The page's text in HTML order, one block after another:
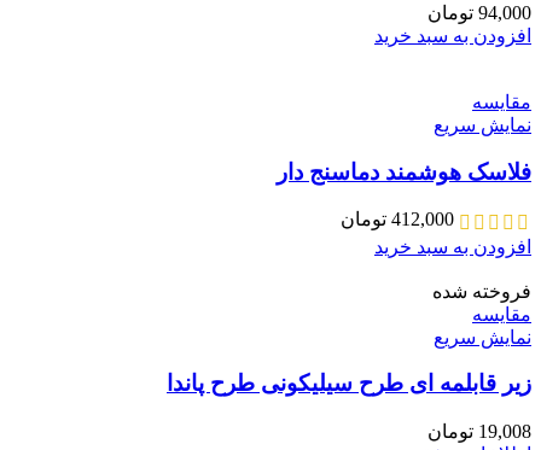
94,000 تومان
افزودن به سبد خرید
مقايسه
نمایش سریع
فلاسک هوشمند دماسنج دار
412,000 تومان
افزودن به سبد خرید
فروخته شده
مقايسه
نمایش سریع
زیر قابلمه ای طرح سیلیکونی طرح پاندا
19,008 تومان